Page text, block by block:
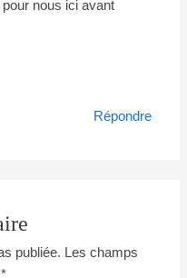
nous ici avant
Répondre
publiée. Les champs
*